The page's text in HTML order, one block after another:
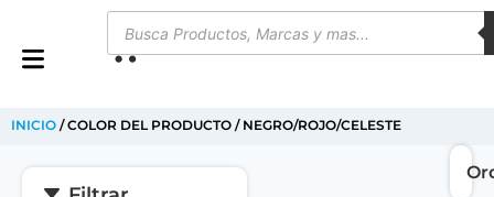
INICIO / COLOR DEL PRODUCTO / NEGRO/ROJO/CELESTE